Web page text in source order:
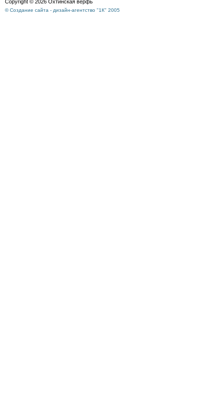
Copyright © 2026 Охтинская верфь
© Создание сайта - дизайн-агентство "1К" 2005